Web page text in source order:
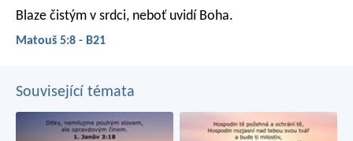
Blaze čistým v srdci, neboť uvidí Boha.
Matouš 5:8 - B21
Související témata